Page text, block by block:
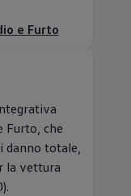
e Furto
Furto, che
danno totale,
la vettura